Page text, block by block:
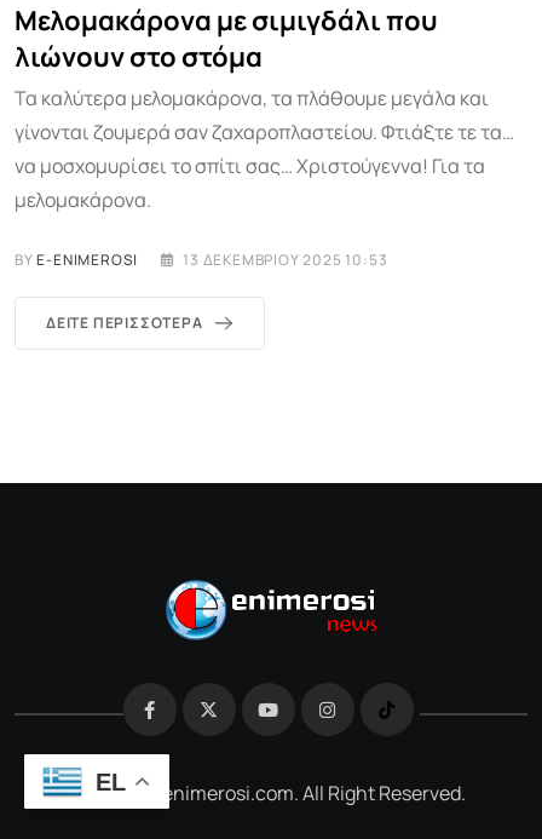
Μελομακάρονα με σιμιγδάλι που
λιώνουν στο στόμα
Τα καλύτερα μελομακάρονα, τα πλάθουμε μεγάλα και
γίνονται ζουμερά σαν ζαχαροπλαστείου. Φτιάξτε τε τα…
να μοσχομυρίσει το σπίτι σας… Χριστούγεννα! Για τα
μελομακάρονα.
BYE-ENIMEROSI 13 ΔΕΚΕΜΒΡΊΟΥ 2025 10:53
ΔΕΊΤΕ ΠΕΡΙΣΣΌΤΕΡΑ
@2026 e-enimerosi.com. All Right Reserved.
EL